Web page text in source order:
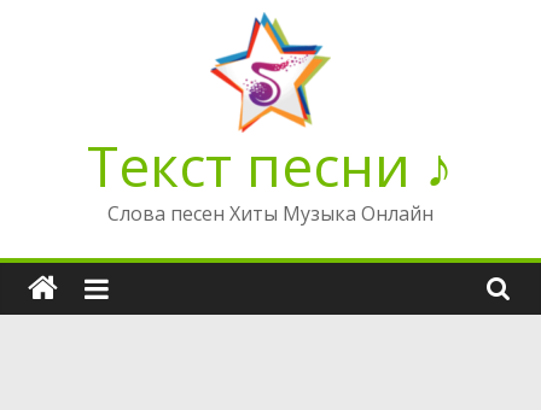
Текст песни ♪
Слова песен Хиты Музыка Онлайн